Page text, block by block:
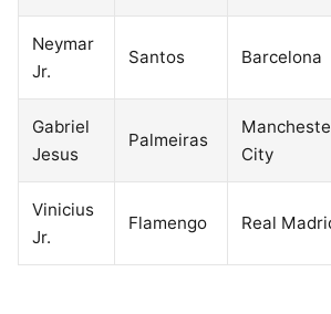
Neymar
Jr.
Santos Barcelona
Gabriel
Jesus
Palmeiras
City
Vinicius
Jr.
Flamengo Real